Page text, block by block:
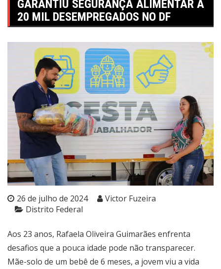
GARANTIU SEGURANÇA ALIMENTAR A
20 MIL DESEMPREGADOS NO DF
26 de julho de 2024
Victor Fuzeira
Distrito Federal
Aos 23 anos, Rafaela Oliveira Guimarães enfrenta
desafios que a pouca idade pode não transparecer.
Mãe-solo de um bebê de 6 meses, a jovem viu a vida